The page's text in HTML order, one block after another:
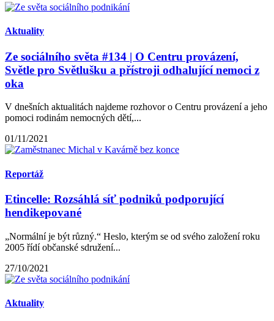
Aktuality
Ze sociálního světa #134 | O Centru provázení,
Světle pro Světlušku a přístroji odhalující nemoci z
oka
V dnešních aktualitách najdeme rozhovor o Centru provázení a jeho
pomoci rodinám nemocných dětí,...
01/11/2021
Reportáž
Etincelle: Rozsáhlá síť podniků podporující
hendikepované
„Normální je být různý.“ Heslo, kterým se od svého založení roku
2005 řídí občanské sdružení...
27/10/2021
Aktuality